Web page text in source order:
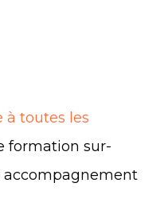
à toutes les
formation sur-
accompagnement